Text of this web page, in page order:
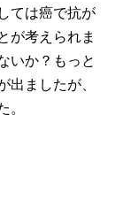
ては癌で抗が
が考えられま
いか？もっと
出ましたが、
。